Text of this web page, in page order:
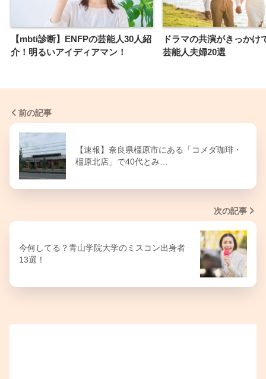
【mbti診断】ENFPの芸能人30人紹
介！明るいアイディアマン！
ドラマの共演がきっかけ
芸能人夫婦20選
前の記事
【速報】奈良県橿原市にある「コメダ珈琲・
橿原北店」で40代とみ…
次の記事
今何してる？青山学院大学のミスコン出身者
13選！